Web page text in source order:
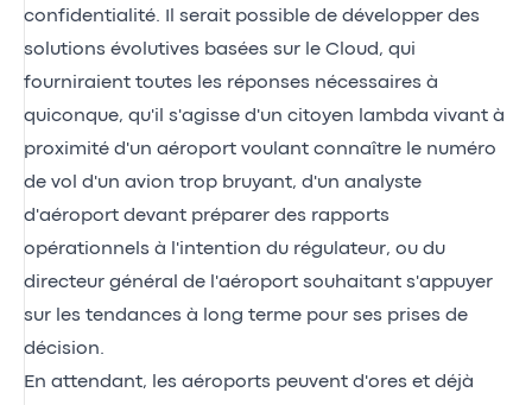
confidentialité. Il serait possible de développer des
solutions évolutives basées sur le Cloud, qui
fourniraient toutes les réponses nécessaires à
quiconque, qu'il s'agisse d'un citoyen lambda vivant à
proximité d'un aéroport voulant connaître le numéro
de vol d'un avion trop bruyant, d'un analyste
d'aéroport devant préparer des rapports
opérationnels à l'intention du régulateur, ou du
directeur général de l'aéroport souhaitant s'appuyer
sur les tendances à long terme pour ses prises de
décision.
En attendant, les aéroports peuvent d'ores et déjà